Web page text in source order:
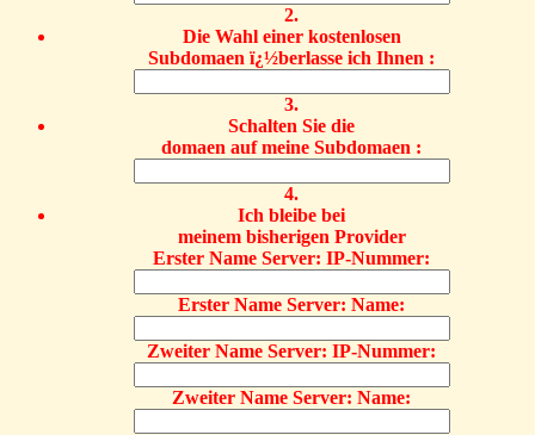
2.
Die Wahl einer kostenlosen
Subdomaen ï¿½berlasse ich Ihnen :
3.
Schalten Sie die
domaen auf meine Subdomaen :
4.
Ich bleibe bei
meinem bisherigen Provider
Erster Name Server: IP-Nummer:
Erster Name Server: Name:
Zweiter Name Server: IP-Nummer:
Zweiter Name Server: Name: